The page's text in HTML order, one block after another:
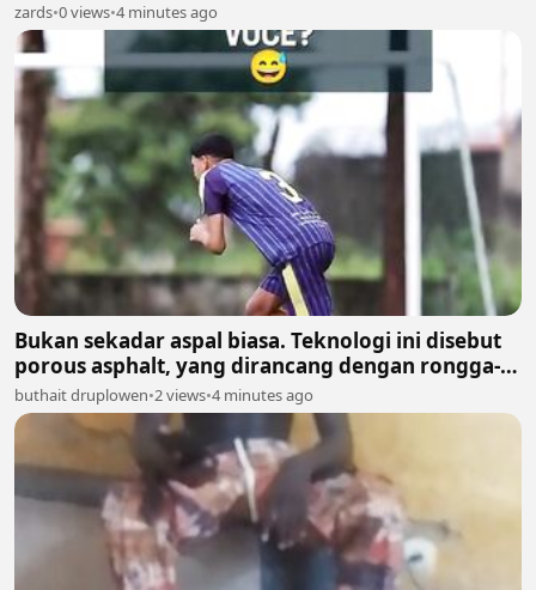
zards•0 views•4 minutes ago
Bukan sekadar aspal biasa. Teknologi ini disebut
porous asphalt, yang dirancang dengan rongga-
rongga terbuka sehingga
buthait druplowen•2 views•4 minutes ago